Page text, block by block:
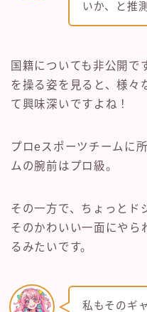
いか、と推
国籍についても非公開で
を操る姿を見ると、様々
て興味深いですよね！
プロeスポーツチームに
ムの腕前はプロ級。
その一方で、ちょっとド
そのかわいい一面にやら
るみたいです。
私もそのギ